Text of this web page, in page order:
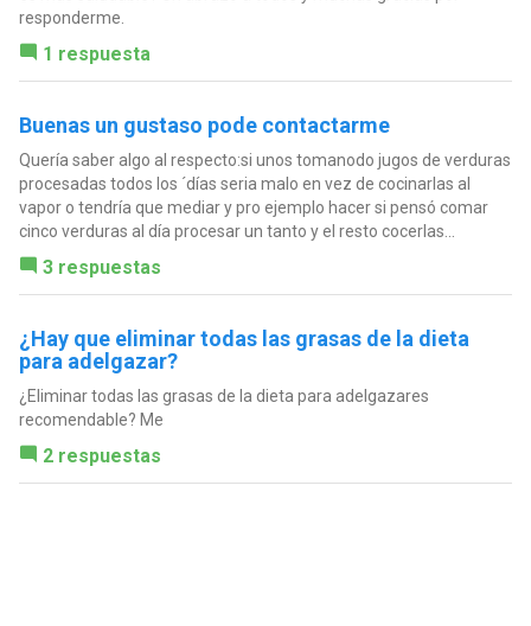
responderme.
1 respuesta
Buenas un gustaso pode contactarme
Quería saber algo al respecto:si unos tomanodo jugos de verduras
procesadas todos los ´días seria malo en vez de cocinarlas al
vapor o tendría que mediar y pro ejemplo hacer si pensó comar
cinco verduras al día procesar un tanto y el resto cocerlas...
3 respuestas
¿Hay que eliminar todas las grasas de la dieta
para adelgazar?
¿Eliminar todas las grasas de la dieta para adelgazares
recomendable? Me
2 respuestas